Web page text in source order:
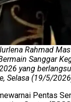
Rahmad
Sanggar
yang
Selasa (19/5/
Pentas